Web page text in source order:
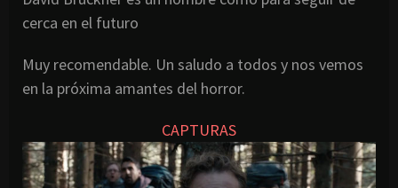
cerca en el futuro
Muy recomendable. Un saludo a todos y nos vemos
en la próxima amantes del horror.
CAPTURAS